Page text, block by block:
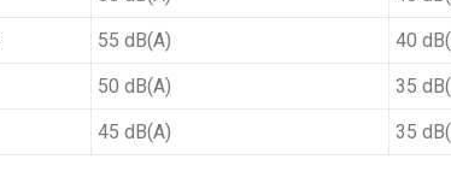
55 dB(A)
40
50 dB(A)
35
45 dB(A) 35